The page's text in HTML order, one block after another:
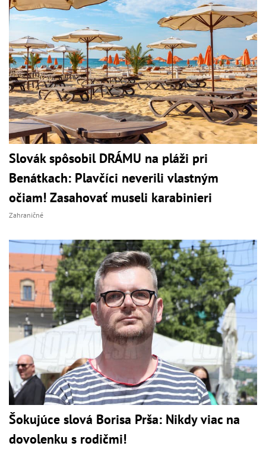
Slovák spôsobil DRÁMU na pláži pri
Benátkach: Plavčíci neverili vlastným
očiam! Zasahovať museli karabinieri
Zahraničné
Šokujúce slová Borisa Prša: Nikdy viac na
dovolenku s rodičmi!